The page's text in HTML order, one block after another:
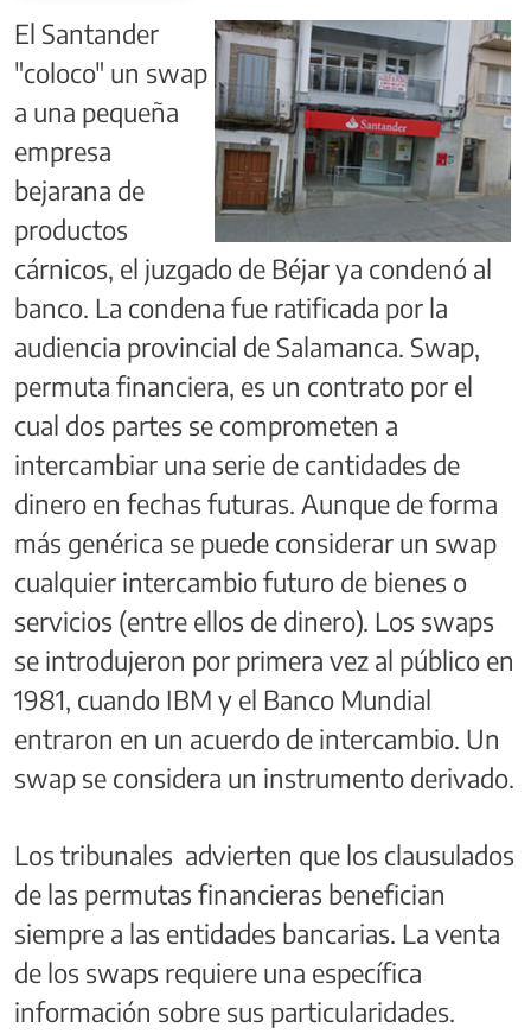
El Santander
"coloco" un swap
a una pequeña
empresa
bejarana de
productos
cárnicos, el juzgado de Béjar ya condenó al
banco. La condena fue ratificada por la
audiencia provincial de Salamanca. Swap,
permuta financiera, es un contrato por el
cual dos partes se comprometen a
intercambiar una serie de cantidades de
dinero en fechas futuras. Aunque de forma
más genérica se puede considerar un swap
cualquier intercambio futuro de bienes o
servicios (entre ellos de dinero). Los swaps
se introdujeron por primera vez al público en
1981, cuando IBM y el Banco Mundial
entraron en un acuerdo de intercambio. Un
swap se considera un instrumento derivado.
Los tribunales advierten que los clausulados
de las permutas financieras benefician
siempre a las entidades bancarias. La venta
de los swaps requiere una específica
información sobre sus particularidades.